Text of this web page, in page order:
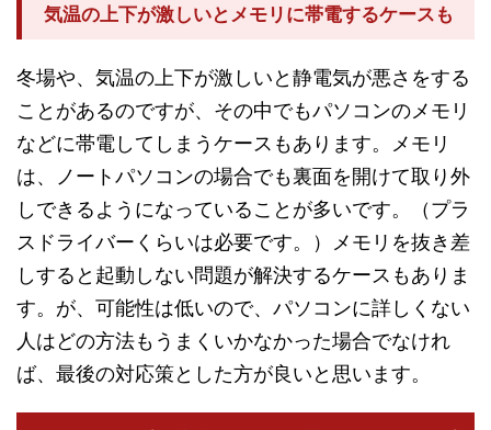
気温の上下が激しいとメモリに帯電するケースも
冬場や、気温の上下が激しいと静電気が悪さをする
ことがあるのですが、その中でもパソコンのメモリ
などに帯電してしまうケースもあります。メモリ
は、ノートパソコンの場合でも裏面を開けて取り外
しできるようになっていることが多いです。（プラ
スドライバーくらいは必要です。）メモリを抜き差
しすると起動しない問題が解決するケースもありま
す。が、可能性は低いので、パソコンに詳しくない
人はどの方法もうまくいかなかった場合でなけれ
ば、最後の対応策とした方が良いと思います。